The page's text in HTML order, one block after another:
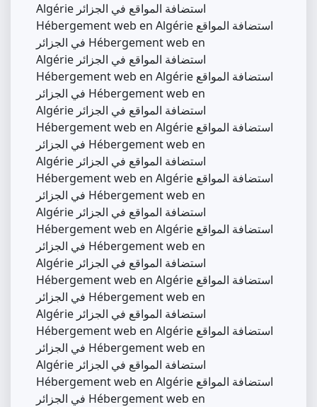
Algérie استضافة المواقع في الجزائر
Hébergement web en Algérie استضافة المواقع
في الجزائر Hébergement web en
Algérie استضافة المواقع في الجزائر
Hébergement web en Algérie استضافة المواقع
في الجزائر Hébergement web en
Algérie استضافة المواقع في الجزائر
Hébergement web en Algérie استضافة المواقع
في الجزائر Hébergement web en
Algérie استضافة المواقع في الجزائر
Hébergement web en Algérie استضافة المواقع
في الجزائر Hébergement web en
Algérie استضافة المواقع في الجزائر
Hébergement web en Algérie استضافة المواقع
في الجزائر Hébergement web en
Algérie استضافة المواقع في الجزائر
Hébergement web en Algérie استضافة المواقع
في الجزائر Hébergement web en
Algérie استضافة المواقع في الجزائر
Hébergement web en Algérie استضافة المواقع
في الجزائر Hébergement web en
Algérie استضافة المواقع في الجزائر
Hébergement web en Algérie استضافة المواقع
في الجزائر Hébergement web en